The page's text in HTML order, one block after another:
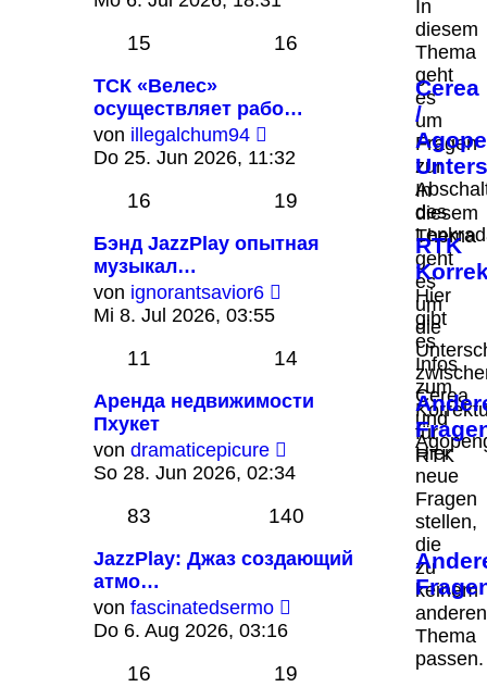
In
diesem
Thema
geht
es
um
Fragen
zur
des
15 16
ТСК «Велес»
осуществляет рабо…
von illegalchum94
Beitrag
Do 25. Jun 2026, 11:32
Cerea
/
In
diesem
Thema
geht
es
um
die
Cerea
und
16 19
Бэнд JazzPlay опытная
музыкал…
von ignorantsavior6
Mi 8. Jul 2026, 03:55
RTK
Hier
gibt
es
Infos
zum
für
RTK
11 14
Аренда недвижимости
Пхукет
von dramaticepicure
Beitrag
So 28. Jun 2026, 02:34
Hier
neue
Fragen
stellen,
die
zu
keinem
anderen
Thema
passen.
83 140
JazzPlay: Джаз создающий
атмо…
von fascinatedsermo
Do 6. Aug 2026, 03:16
16 19